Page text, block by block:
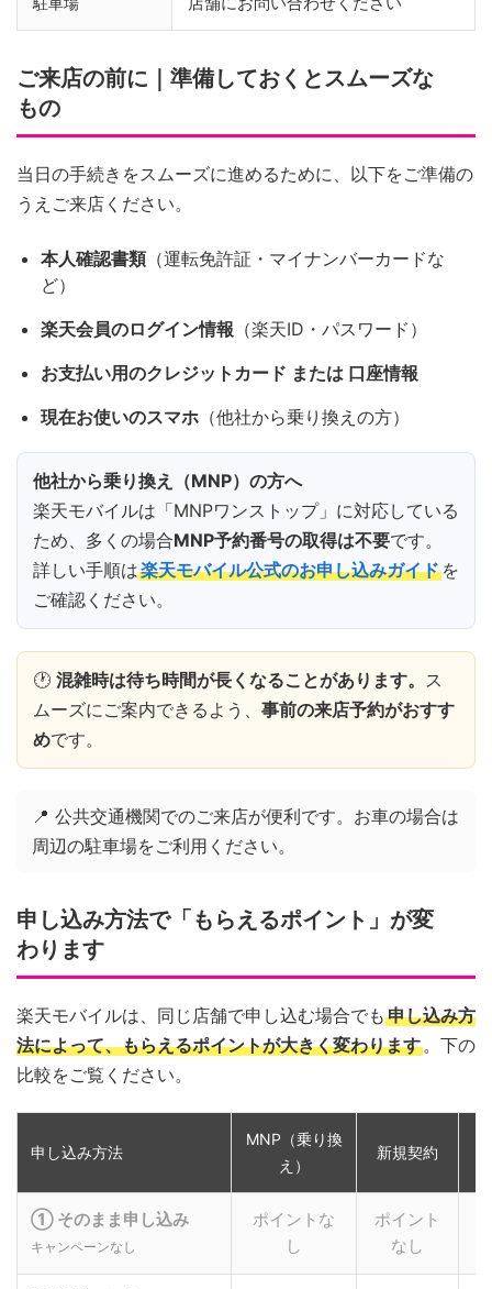
ご来店の前に｜準備しておくとスムーズな
もの
当日の手続きをスムーズに進めるために、以下をご準備の
うえご来店ください。
本人確認書類（運転免許証・マイナンバーカードな
ど）
楽天会員のログイン情報 （楽天ID・パスワード）
お支払い用のクレジットカード または 口座情報
現在お使いのスマホ （他社から乗り換えの方）
他社から乗り換え（MNP）の方へ
楽天モバイルは「MNPワンストップ」に対応している
ため、多くの場合MNP予約番号の取得は不要です。
詳しい手順は楽天モバイル公式のお申し込みガイド を
ご確認ください。
🕐 混雑時は待ち時間が長くなることがあります。 ス
ムーズにご案内できるよう、 事前の来店予約がおすす
めです。
📍 公共交通機関でのご来店が便利です。お車の場合は
周辺の駐車場をご利用ください。
申し込み方法で「もらえるポイント」が変
わります
楽天モバイルは、同じ店舗で申し込む場合でも 申し込み方
法によって、もらえるポイントが大きく変わります。下の
比較をご覧ください。
申し込み方法
MNP（乗り換
え）
新規契約
① そのまま申し込み
キャンペーンなし
ポイントな
し
ポイント
なし